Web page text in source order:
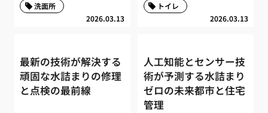
2026.03.13
洗面所
2026.03.13
トイレ
最新の技術が解決する
頑固な水詰まりの修理
と点検の最前線
人工知能とセンサー技
術が予測する水詰まり
ゼロの未来都市と住宅
管理